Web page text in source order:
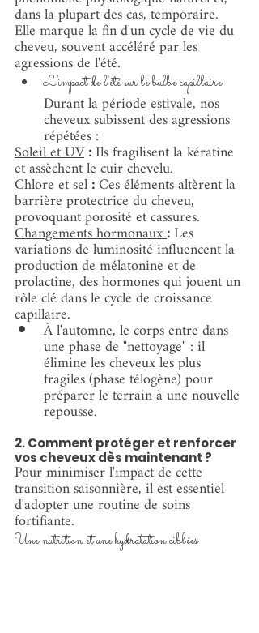
dans la plupart des cas, temporaire.
Elle marque la fin d'un cycle de vie du
cheveu, souvent accéléré par les
agressions de l'été.
L'impact de l'été sur le bulbe capillaire
Durant la période estivale, nos
cheveux subissent des agressions
répétées :
Soleil et UV : Ils fragilisent la kératine
et assèchent le cuir chevelu.
Chlore et sel : Ces éléments altèrent la
barrière protectrice du cheveu,
provoquant porosité et cassures.
Changements hormonaux : Les
variations de luminosité influencent la
production de mélatonine et de
prolactine, des hormones qui jouent un
rôle clé dans le cycle de croissance
capillaire.
À l'automne, le corps entre dans
une phase de "nettoyage" : il
élimine les cheveux les plus
fragiles (phase télogène) pour
préparer le terrain à une nouvelle
repousse.
2. Comment protéger et renforcer
vos cheveux dès maintenant ?
Pour minimiser l'impact de cette
transition saisonnière, il est essentiel
d'adopter une routine de soins
fortifiante.
Une nutrition et une hydratation ciblées